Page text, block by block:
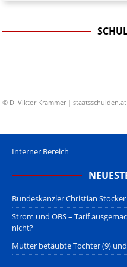
© DI Viktor Krammer | staatsschulden.at
Interner Bereich
Bundeskanzler Christian
Strom und OBS – Tarif
nicht?
Mutter betäubte Tochter (9)